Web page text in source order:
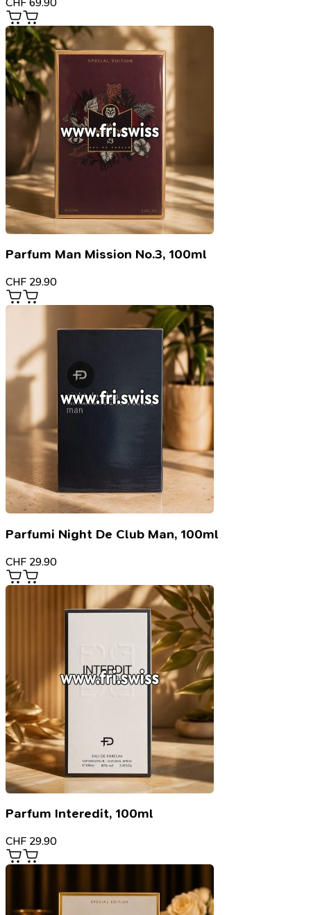
Parfum Man Mission No.3, 100ml
CHF 29.90
Parfumi Night De Club Man, 100ml
CHF 29.90
Parfum Interedit, 100ml
CHF 29.90